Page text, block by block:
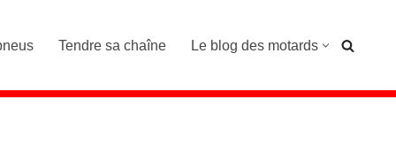
Tendre sa chaîne Le blog des motards